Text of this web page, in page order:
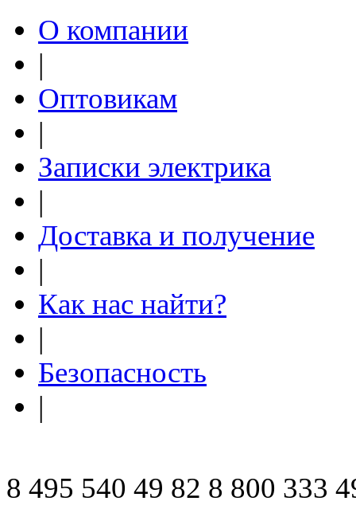
О компании
|
Оптовикам
|
Записки электрика
|
Доставка и получение
|
Как нас найти?
|
Безопасность
|
8 495 540 49 82 8 800 333